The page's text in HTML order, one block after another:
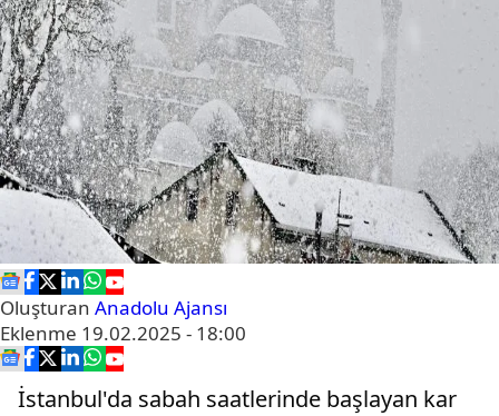
Oluşturan Anadolu Ajansı
Eklenme 19.02.2025 - 18:00
İstanbul'da sabah saatlerinde başlayan kar